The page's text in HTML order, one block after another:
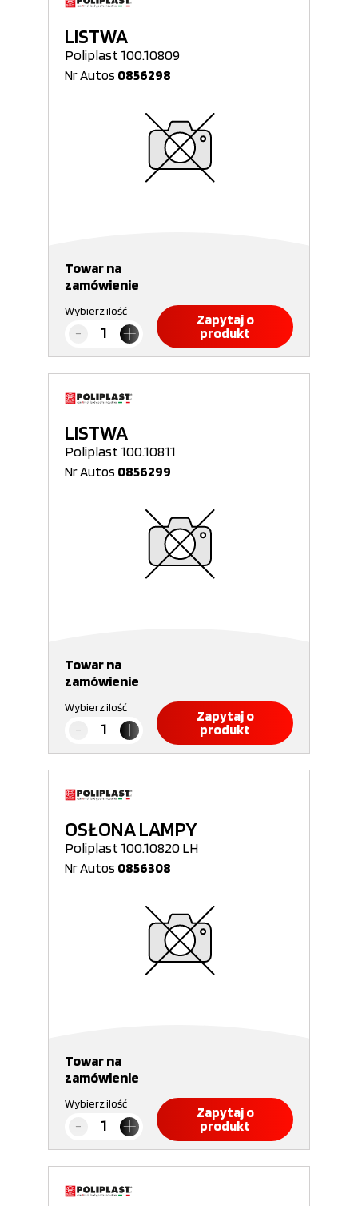
LISTWA
Poliplast 100.10809
Nr Autos 0856298
Towar na
zamówienie
Wybierz ilość
Zapytaj o
produkt
LISTWA
Poliplast 100.10811
Nr Autos 0856299
Towar na
zamówienie
Wybierz ilość
Zapytaj o
produkt
OSŁONA LAMPY
Poliplast 100.10820 LH
Nr Autos 0856308
Towar na
zamówienie
Wybierz ilość
Zapytaj o
produkt